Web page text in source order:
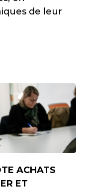
de leur
ACHATS
ET